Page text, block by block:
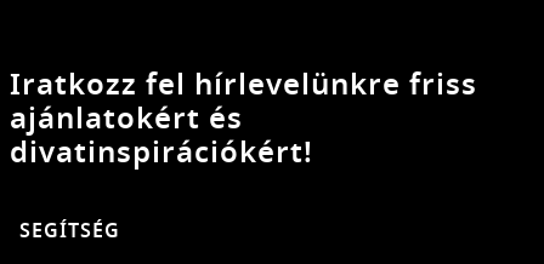
Iratkozz fel hírlevelünkre friss
ajánlatokért és
divatinspirációkért!
SEGÍTSÉG